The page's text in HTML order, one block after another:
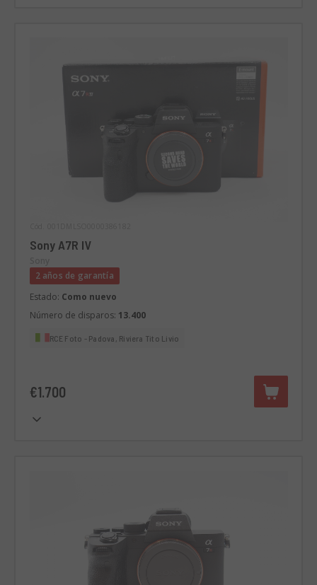
Sony A7R IV
2 años de garantía
Estado: Como nuevo
Número de disparos: 13.400
RCE Foto - Padova, Riviera Tito Livio
€1.700